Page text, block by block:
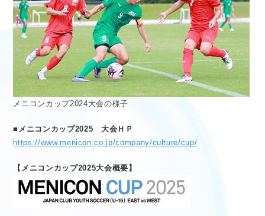
メニコンカップ2024大会の様子
■メニコンカップ2025 大会ＨＰ
https://www.menicon.co.jp/company/culture/cup/
【メニコンカップ2025大会概要】